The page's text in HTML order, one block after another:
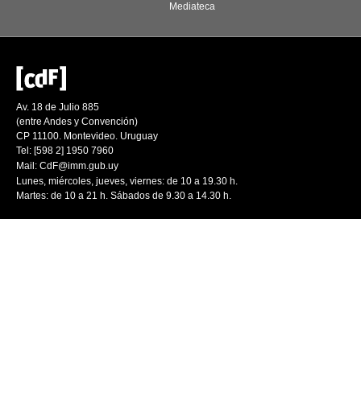
Mediateca
Av. 18 de Julio 885
(entre Andes y Convención)
CP 11100. Montevideo. Uruguay
Tel: [598 2] 1950 7960
Mail: CdF@imm.gub.uy
Lunes, miércoles, jueves, viernes: de 10 a 19.30 h.
Martes: de 10 a 21 h. Sábados de 9.30 a 14.30 h.